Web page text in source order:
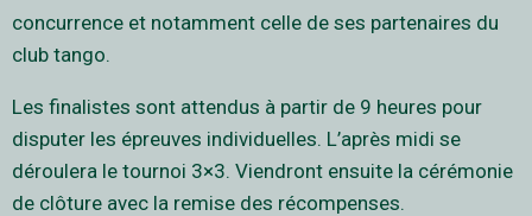
concurrence et notamment celle de ses partenaires du
club tango.
Les finalistes sont attendus à partir de 9 heures pour
disputer les épreuves individuelles. L’après midi se
déroulera le tournoi 3×3. Viendront ensuite la cérémonie
de clôture avec la remise des récompenses.